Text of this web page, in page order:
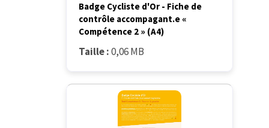
Badge Cycliste d'Or - Fiche de
contrôle accompagant.e «
Compétence 2 » (A4)
Taille :0,06 MB